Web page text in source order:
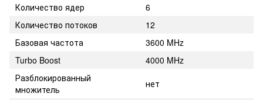
Количество ядер
6
Количество потоков
12
Базовая частота
3600 MHz
Turbo Boost
4000 MHz
Разблокированный
множитель
нет